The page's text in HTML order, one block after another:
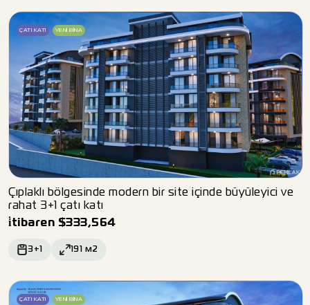
ÇATI KATI YENI BINA
Çıplaklı bölgesinde modern bir site içinde büyüleyici ve
rahat 3+1 çatı katı
i̇tibaren $333,564
3+1 191 м2
ÇATI KATI YENI BINA